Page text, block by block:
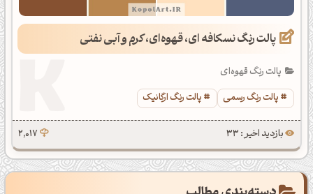
پالت رنگ نسکافه ای، قهوه‌ای، کرم و آبی نفتی
پالت رنگ قهوه‌ای
پالت رنگ رسمی
پالت رنگ ارگانیک
بازدید اخیر : 33 2,017